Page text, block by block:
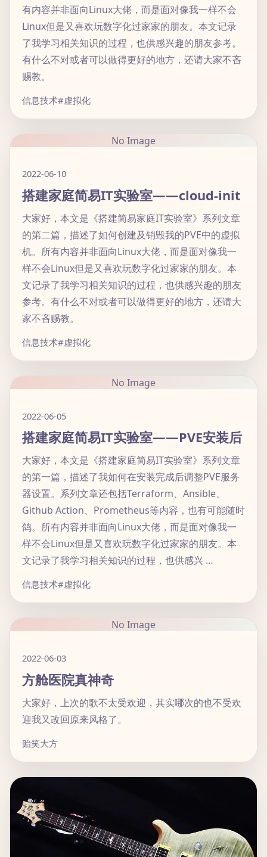
有内容并非面向Linux大佬，而是面对像我一样不会
Linux但是又喜欢玩数字化过家家的朋友。本文记录
了我学习相关知识的过程，也供感兴趣的朋友参考。
有什么不对或者可以做得更好的地方，还请大家不吝
赐教。
信息技术#虚拟化
No Image
2022-06-10
搭建家庭简易IT实验室——cloud-init
大家好，本文是《搭建简易家庭IT实验室》系列文章
的第二篇，描述了如何创建及销毁我的PVE中的虚拟
机。所有内容并非面向Linux大佬，而是面对像我一
样不会Linux但是又喜欢玩数字化过家家的朋友。本
文记录了我学习相关知识的过程，也供感兴趣的朋友
参考。有什么不对或者可以做得更好的地方，还请大
家不吝赐教。
信息技术#虚拟化
No Image
2022-06-05
搭建家庭简易IT实验室——PVE安装后
大家好，本文是《搭建家庭简易IT实验室》系列文章
的第一篇，描述了我如何在安装完成后调整PVE服务
器设置。系列文章还包括Terraform、Ansible、
Github Action、Prometheus等内容，也有可能随时
鸽。所有内容并非面向Linux大佬，而是面对像我一
样不会Linux但是又喜欢玩数字化过家家的朋友。本
文记录了我学习相关知识的过程，也供感兴 …
信息技术#虚拟化
No Image
2022-06-03
方舱医院真神奇
大家好，上次的歌不太受欢迎，其实哪次的也不受欢
迎我又改回原来风格了。
贻笑大方